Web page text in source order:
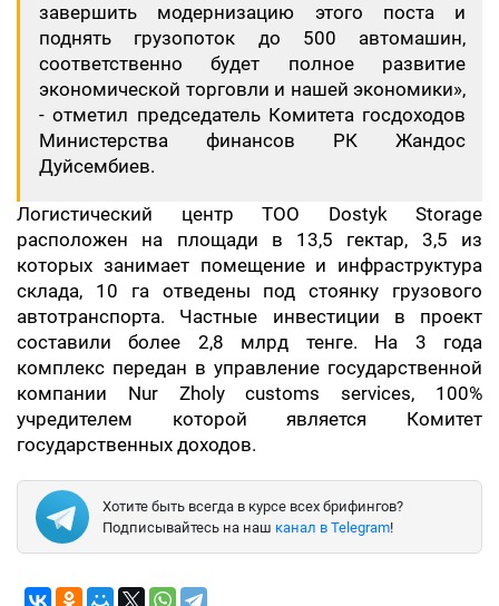
завершить модернизацию этого поста и
поднять грузопоток до 500 автомашин,
соответственно будет полное развитие
экономической торговли и нашей экономики»,
- отметил председатель Комитета госдоходов
Министерства финансов РК Жандос
Дуйсембиев.
Логистический центр ТОО Dostyk Storage
расположен на площади в 13,5 гектар, 3,5 из
которых занимает помещение и инфраструктура
склада, 10 га отведены под стоянку грузового
автотранспорта. Частные инвестиции в проект
составили более 2,8 млрд тенге. На 3 года
комплекс передан в управление государственной
компании Nur Zholy customs services, 100%
учредителем которой является Комитет
государственных доходов.
Хотите быть всегда в курсе всех брифингов?
Подписывайтесь на наш канал в Telegram!